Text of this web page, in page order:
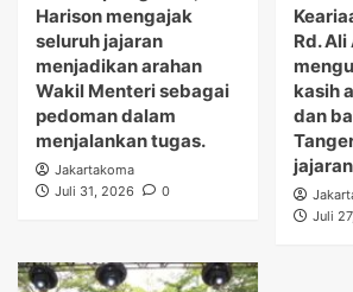
Harison mengajak
seluruh jajaran
menjadikan arahan
Wakil Menteri sebagai
pedoman dalam
menjalankan tugas.
Jakartakoma
Juli 31, 2026
0
Rd.
kasih
dan
Juli